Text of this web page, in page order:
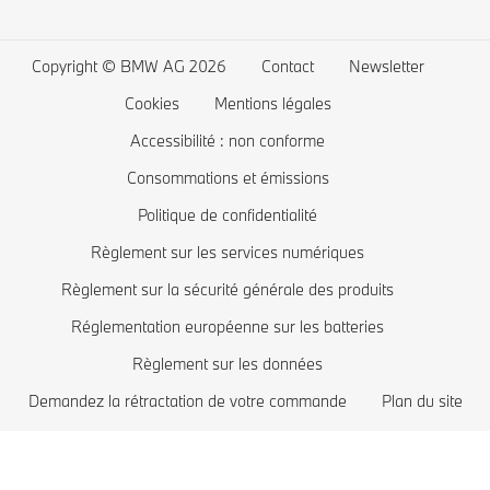
Mise à jour logiciel Remote Software Upgrade
Offres exclusives BMW
Comparez les modèles BMW
Boutique Lifestyle BMW
Reprise de votre véhicule
Réservez votre essai
Recommandation personnalisée de BMW
BMW Série 2
BMW Série 1
BMW M
Coût des voitures électriques
BMW hybrides rechargeables
Copyright © BMW AG 2026 Contact
Newsletter
Cookies
Mentions légales
Accessibilité : non conforme
Consommations et émissions
Politique de confidentialité
Règlement sur les services numériques
Règlement sur la sécurité générale des produits
Réglementation européenne sur les batteries
Règlement sur les données
Demandez la rétractation de votre commande
Plan du site